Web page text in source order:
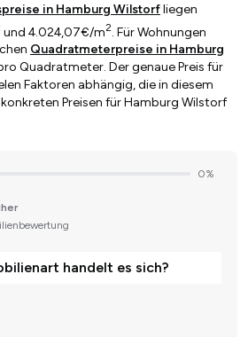
in Hamburg Wilstorfliegen
und 4.024,07€/m2. Für Wohnungen
Quadratmeterpreise in Hamburg
Quadratmeter. Der genaue Preis für
Faktoren abhängig, die in diesem
Preisen für Hamburg Wilstorf